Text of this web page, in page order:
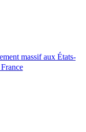
massif aux États-